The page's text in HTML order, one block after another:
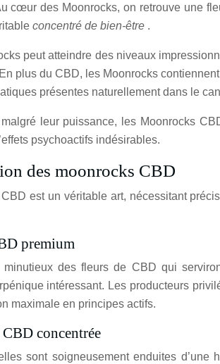
cœur des Moonrocks, on retrouve une
concentré de bien-être .
peut atteindre des niveaux
plus du CBD, les Moonrocks
présentes naturellement dans le
malgré leur puissance, les Moonrocks
psychoactifs indésirables.
des moonrocks CBD
est un véritable art, nécessitant
premium
des fleurs de CBD qui
intéressant. Les producteurs
maximale en principes actifs.
concentrée
sont soigneusement enduites d’une